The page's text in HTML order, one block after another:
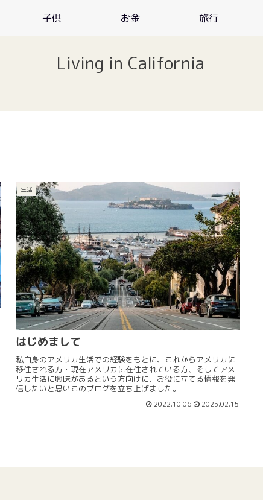
Living in California
子供 お金 旅行
生活
はじめまして
私自身のアメリカ生活での経験をもとに、これからアメリカに
移住される方・現在アメリカに在住されている方、そしてアメ
リカ生活に興味があるという方向けに、お役に立てる情報を発
信したいと思いこのブログを立ち上げました。
2022.10.06 2025.02.15